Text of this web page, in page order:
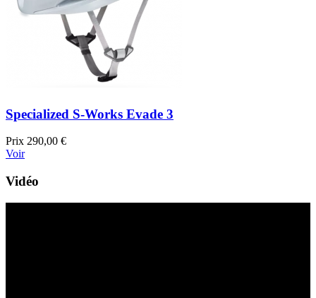
Specialized S-Works Evade 3
Prix 290,00 €
Voir
Vidéo